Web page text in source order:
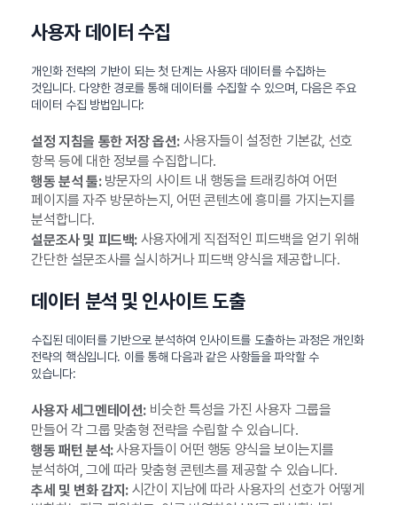
사용자 데이터 수집
개인화 전략의 기반이 되는 첫 단계는 사용자 데이터를 수집하는
것입니다. 다양한 경로를 통해 데이터를 수집할 수 있으며, 다음은 주요
데이터 수집 방법입니다:
설정 지침을 통한 저장 옵션:사용자들이 설정한 기본값, 선호
항목 등에 대한 정보를 수집합니다.
행동 분석 툴:방문자의 사이트 내 행동을 트래킹하여 어떤
페이지를 자주 방문하는지, 어떤 콘텐츠에 흥미를 가지는지를
분석합니다.
설문조사 및 피드백:사용자에게 직접적인 피드백을 얻기 위해
간단한 설문조사를 실시하거나 피드백 양식을 제공합니다.
데이터 분석 및 인사이트 도출
수집된 데이터를 기반으로 분석하여 인사이트를 도출하는 과정은 개인화
전략의 핵심입니다. 이를 통해 다음과 같은 사항들을 파악할 수
있습니다:
사용자 세그멘테이션:비슷한 특성을 가진 사용자 그룹을
만들어 각 그룹 맞춤형 전략을 수립할 수 있습니다.
행동 패턴 분석:사용자들이 어떤 행동 양식을 보이는지를
분석하여, 그에 따라 맞춤형 콘텐츠를 제공할 수 있습니다.
추세 및 변화 감지:시간이 지남에 따라 사용자의 선호가 어떻게